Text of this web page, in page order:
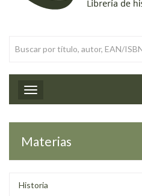
Toggle navigation
Materias
Historia